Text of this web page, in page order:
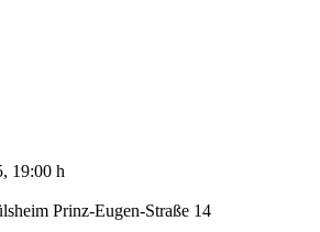
, 19:00 h
Prinz-Eugen-Straße 14